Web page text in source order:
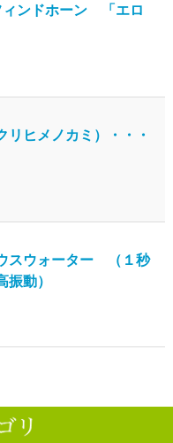
ィンドホーン 「エロ
リヒメノカミ）・・・
スウォーター （１秒
振動）